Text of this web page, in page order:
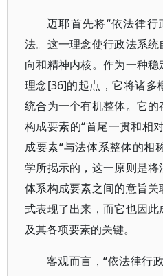
迈耶首先将“依法律
法。这一理念使行政法系
向和精神内核。作为一种
理念[36]的起点，它将诸多
统合为一个有机整体。它
构成要素的“首尾一贯和相
成要素“与法体系整体的相
学所揭示的，这一原则是
体系构成要素之间的意旨
式表现了出来，而它也因
及其各项要素的关键。
客观而言，“依法律行